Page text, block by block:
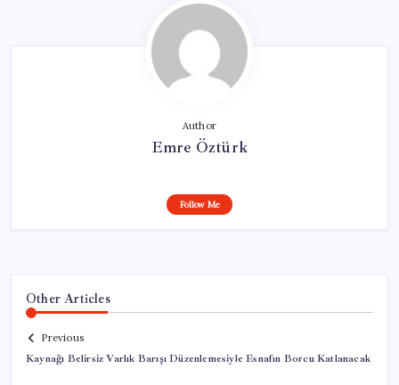
Author
Emre Öztürk
Follow Me
Other Articles
Previous
Kaynağı Belirsiz Varlık Barışı Düzenlemesiyle Esnafın Borcu Katlanacak